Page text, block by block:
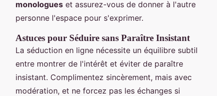
monologues et assurez-vous de donner à l'autre
personne l'espace pour s'exprimer.
Astuces pour Séduire sans Paraître Insistant
La séduction en ligne nécessite un équilibre subtil
entre montrer de l'intérêt et éviter de paraître
insistant. Complimentez sincèrement, mais avec
modération, et ne forcez pas les échanges si